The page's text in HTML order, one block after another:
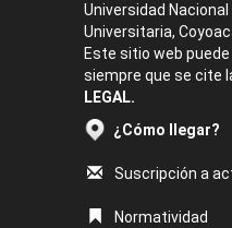
Universidad
Universitaria,
Este sitio web
siempre que se cite
LEGAL.
¿Cómo llegar?
Suscripción a
Normatividad